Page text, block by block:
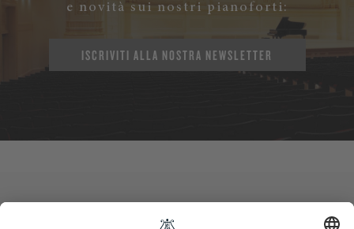
e novità sui nostri pianoforti:
ISCRIVITI ALLA NOSTRA NEWSLETTER